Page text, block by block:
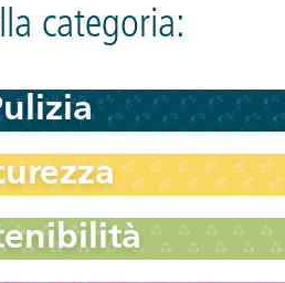
categoria: